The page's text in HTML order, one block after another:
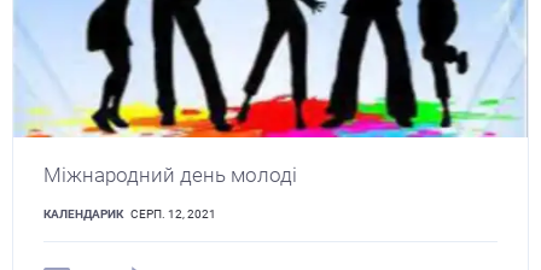
Міжнародний день молоді
КАЛЕНДАРИК СЕРП. 12, 2021